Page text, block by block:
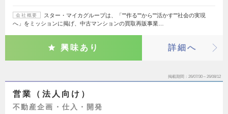
会社概要
スター・マイカグループは、「""作る""から""活かす""社会の実現
へ」をミッションに掲げ、中古マンションの買取再販事業…
興味あり 詳細へ
掲載期間 26/07/30～26/08/12
営業（法人向け）
不動産企画・仕入・開発